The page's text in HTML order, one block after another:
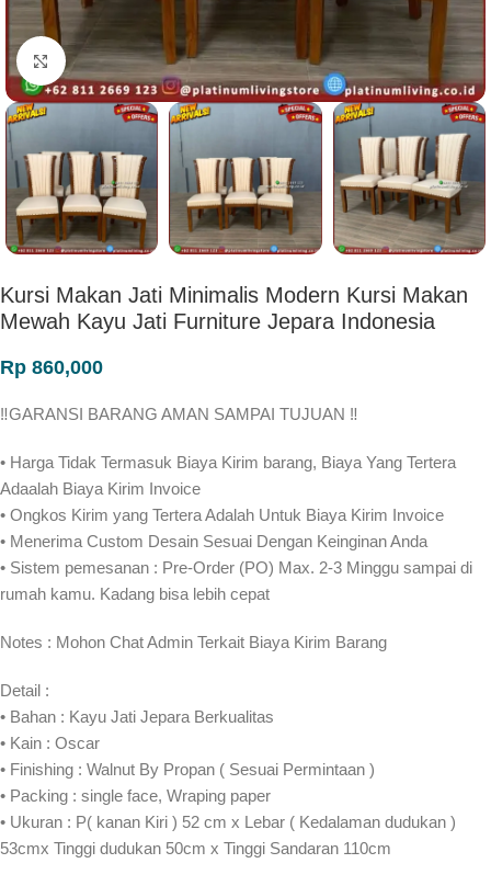
Click to enlarge
Kursi Makan Jati Minimalis Modern Kursi Makan
Mewah Kayu Jati Furniture Jepara Indonesia
Rp 860,000
‼️GARANSI BARANG AMAN SAMPAI TUJUAN ‼
• Harga Tidak Termasuk Biaya Kirim barang, Biaya Yang Tertera
Adaalah Biaya Kirim Invoice
• Ongkos Kirim yang Tertera Adalah Untuk Biaya Kirim Invoice
• Menerima Custom Desain Sesuai Dengan Keinginan Anda
• Sistem pemesanan : Pre-Order (PO) Max. 2-3 Minggu sampai di
rumah kamu. Kadang bisa lebih cepat⁣⁣
Notes : Mohon Chat Admin Terkait Biaya Kirim Barang
Detail :
• Bahan : Kayu Jati Jepara Berkualitas
• Kain : Oscar
• Finishing : Walnut By Propan ( Sesuai Permintaan )
• Packing : single face, Wraping paper
• Ukuran : P( kanan Kiri ) 52 cm x Lebar ( Kedalaman dudukan )
53cmx Tinggi dudukan 50cm x Tinggi Sandaran 110cm